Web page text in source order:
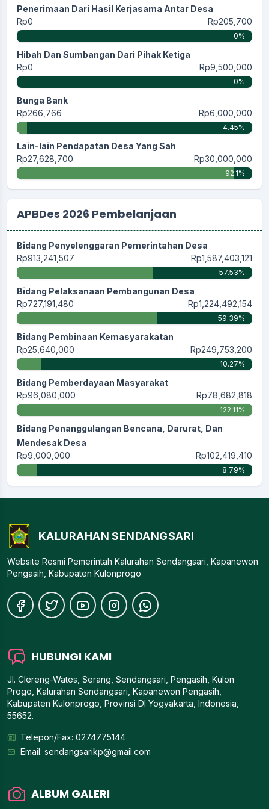
Penerimaan Dari Hasil Kerjasama Antar Desa
Rp0
Rp205,700
0%
Hibah Dan Sumbangan Dari Pihak Ketiga
Rp0
Rp9,500,000
0%
Bunga Bank
Rp266,766
Rp6,000,000
4.45%
Lain-lain Pendapatan Desa Yang Sah
Rp27,628,700
Rp30,000,000
92.1%
APBDes 2026 Pembelanjaan
Bidang Penyelenggaran Pemerintahan Desa
Rp913,241,507
Rp1,587,403,121
57.53%
Bidang Pelaksanaan Pembangunan Desa
Rp727,191,480
Rp1,224,492,154
59.39%
Bidang Pembinaan Kemasyarakatan
Rp25,640,000
Rp249,753,200
10.27%
Bidang Pemberdayaan Masyarakat
Rp96,080,000
Rp78,682,818
122.11%
Bidang Penanggulangan Bencana, Darurat, Dan
Mendesak Desa
Rp9,000,000
Rp102,419,410
8.79%
KALURAHAN SENDANGSARI
Website Resmi Pemerintah Kalurahan Sendangsari, Kapanewon
Pengasih, Kabupaten Kulonprogo
HUBUNGI KAMI
Jl. Clereng-Wates, Serang, Sendangsari, Pengasih, Kulon
Progo, Kalurahan Sendangsari, Kapanewon Pengasih,
Kabupaten Kulonprogo, Provinsi DI Yogyakarta, Indonesia,
55652.
Telepon/Fax: 0274775144
Email: sendangsarikp@gmail.com
ALBUM GALERI